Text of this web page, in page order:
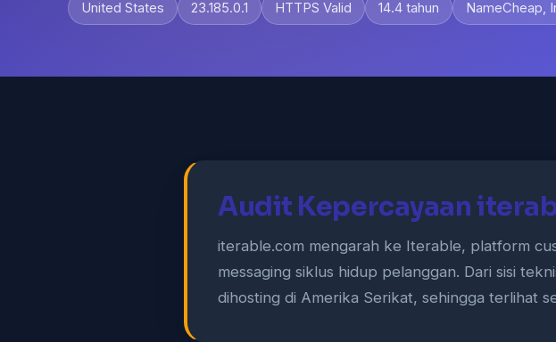
United States 23.185.0.1 HTTPS Valid 14.4 tahun NameCheap,
Audit Kepercayaan
iterable.com mengarah ke Iterable, platform
messaging siklus hidup pelanggan. Dari sisi
dihosting di Amerika Serikat, sehingga terlihat